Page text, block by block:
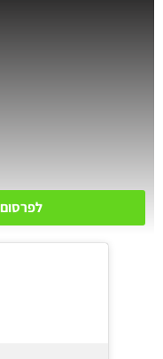
לפרסום